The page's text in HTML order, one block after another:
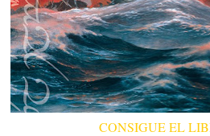
CONSIGUE EL